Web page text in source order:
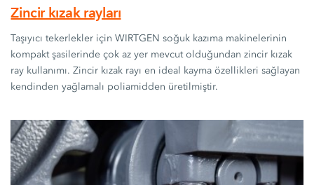
Zincir kızak rayları
Taşıyıcı tekerlekler için WIRTGEN soğuk kazıma makinelerinin
kompakt şasilerinde çok az yer mevcut olduğundan zincir kızak
ray kullanımı. Zincir kızak rayı en ideal kayma özellikleri sağlayan
kendinden yağlamalı poliamidden üretilmiştir.